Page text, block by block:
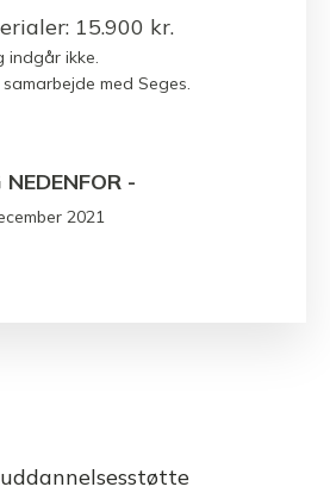
15.900 kr.
indgår ikke.
med Seges.
-
2021